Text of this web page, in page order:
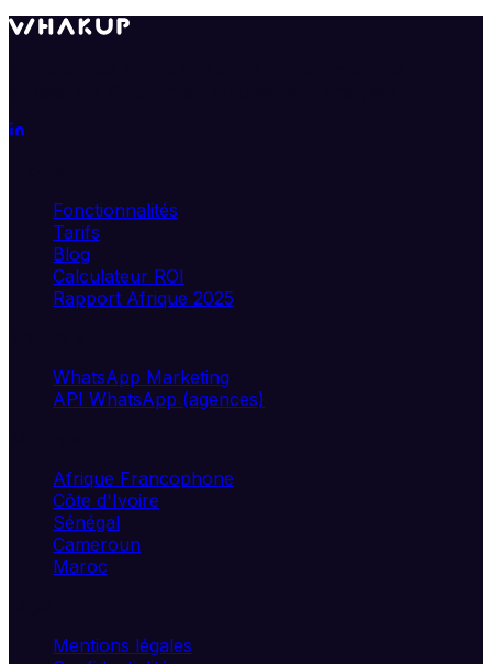
Fonctionnalités
Tarifs
Blog
Calculateur ROI
Rapport Afrique 2025
WhatsApp Marketing
API WhatsApp (agences)
Afrique Francophone
Côte d'Ivoire
Sénégal
Cameroun
Maroc
Mentions légales